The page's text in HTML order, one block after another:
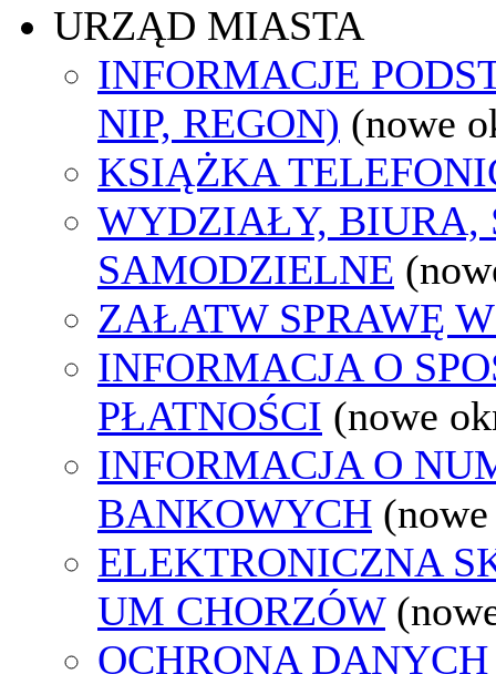
URZĄD MIASTA
INFORMACJE
NIP, REGON) (nowe
KSIĄŻKA
WYDZIAŁY, BIURA,
SAMODZIELNE
ZAŁATW SPRAWĘ
INFORMACJA O
PŁATNOŚCI (nowe
INFORMACJA O
BANKOWYCH
ELEKTRONICZNA
UM CHORZÓW
OCHRONA